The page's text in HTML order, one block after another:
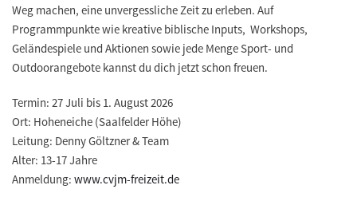
Weg machen, eine unvergessliche Zeit zu erleben. Auf
Programmpunkte wie kreative biblische Inputs, Workshops,
Geländespiele und Aktionen sowie jede Menge Sport- und
Outdoorangebote kannst du dich jetzt schon freuen.
Termin: 27 Juli bis 1. August 2026
Ort: Hoheneiche (Saalfelder Höhe)
Leitung: Denny Göltzner & Team
Alter: 13-17 Jahre
Anmeldung: www.cvjm-freizeit.de